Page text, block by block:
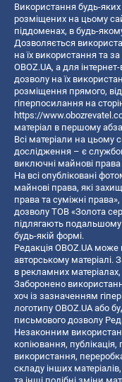
Використання будь-яких
розміщених на цьому
піддоменах, в будь-
Дозволяється
на їх використання та
OBOZ.UA, а для
дозволу на їх
розміщення прямого,
гіперпосилання на
https://
матеріал в першому
Всі матеріали на цьому
дослідження – є
виключні майнові
На всі опубліковані
майнові права, які
права та суміжні
дозволу ТОВ «Золота
підлягають
будь-якій формі.
Редакція OBOZ.UA може
авторському матеріалі.
в рекламних
Заборонено
хоч із зазначенням
логотипу OBOZ.UA або
письмового дозволу
Незаконним
копiювання, публiкацiя,
використання,
складу інших